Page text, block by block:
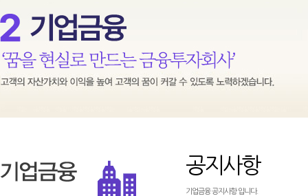
공지사항
기업금융 공지사항 입니다.